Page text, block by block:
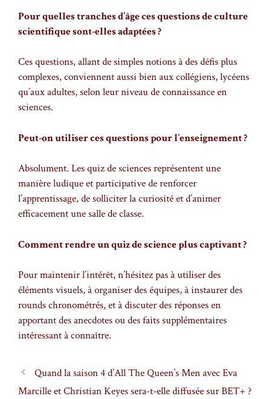
Pour quelles tranches d’âge ces questions de culture
scientifique sont-elles adaptées ?
Ces questions, allant de simples notions à des défis plus
complexes, conviennent aussi bien aux collégiens, lycéens
qu’aux adultes, selon leur niveau de connaissance en
sciences.
Peut-on utiliser ces questions pour l’enseignement ?
Absolument. Les quiz de sciences représentent une
manière ludique et participative de renforcer
l’apprentissage, de solliciter la curiosité et d’animer
efficacement une salle de classe.
Comment rendre un quiz de science plus captivant ?
Pour maintenir l’intérêt, n’hésitez pas à utiliser des
éléments visuels, à organiser des équipes, à instaurer des
rounds chronométrés, et à discuter des réponses en
apportant des anecdotes ou des faits supplémentaires
intéressant à connaître.
Quand la saison 4 d’All The Queen’s Men avec Eva
Marcille et Christian Keyes sera-t-elle diffusée sur BET+ ?